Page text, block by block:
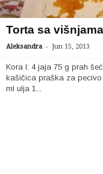
Torta sa višnjama
Aleksandra - Jun 15, 2013
Kora I: 4 jaja 75 g prah
kašičica praška za pecivo
ml ulja 1...